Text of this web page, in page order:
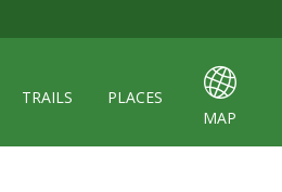
TRAILS
PLACES
MAP